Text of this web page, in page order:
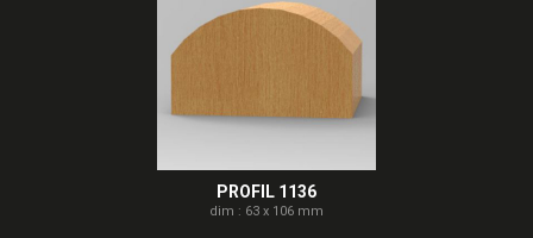
PROFIL 1136
dim : 63 x 106 mm